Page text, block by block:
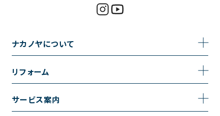
ナカノヤについて
採用情報
リフォーム
トイレのリフォーム
サービス案内